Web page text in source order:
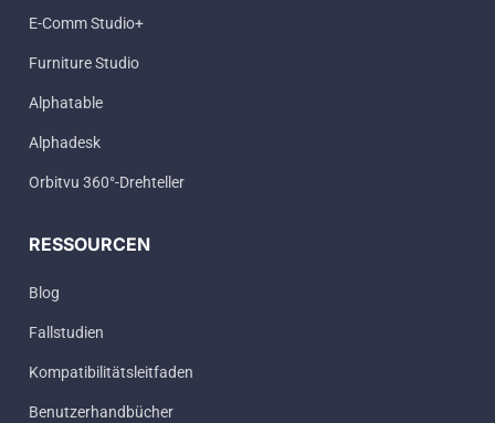
E-Comm Studio+
Furniture Studio
Alphatable
Alphadesk
Orbitvu 360°-Drehteller
RESSOURCEN
Blog
Fallstudien
Kompatibilitätsleitfaden
Benutzerhandbücher